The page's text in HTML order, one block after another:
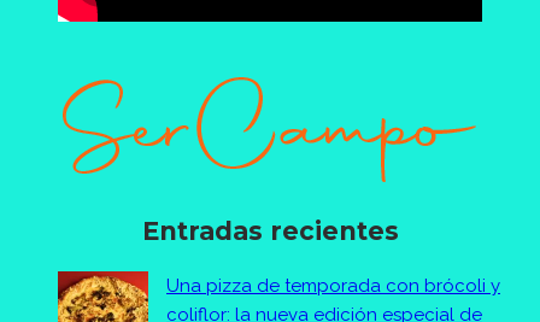
Entradas recientes
Una pizza de temporada con brócoli y
coliflor: la nueva edición especial de